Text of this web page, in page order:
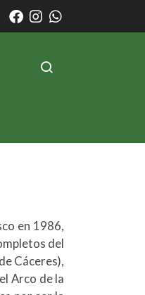
en 1986,
del
Cáceres),
Arco de la